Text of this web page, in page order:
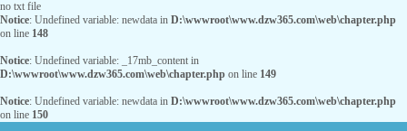
no txt file
Notice: Undefined variable: newdata in D:\wwwroot\www.dzw365.com\web\chapter.php
on line 148
Notice: Undefined variable: _17mb_content in
D:\wwwroot\www.dzw365.com\web\chapter.php on line 149
Notice: Undefined variable: newdata in D:\wwwroot\www.dzw365.com\web\chapter.php
on line 150